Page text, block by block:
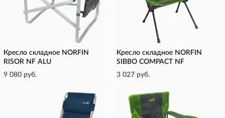
Кресло складное NORFIN
RISOR NF ALU
9 080 руб.
Кресло складное NORFIN
SIBBO COMPACT NF
3 027 руб.